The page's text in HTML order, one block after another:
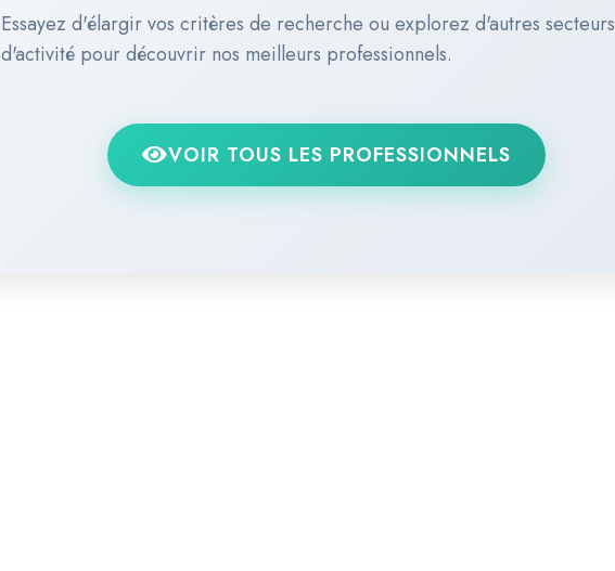
Essayez d'élargir vos critères de recherche ou explorez d'autres secteurs
d'activité pour découvrir nos meilleurs professionnels.
VOIR TOUS LES PROFESSIONNELS